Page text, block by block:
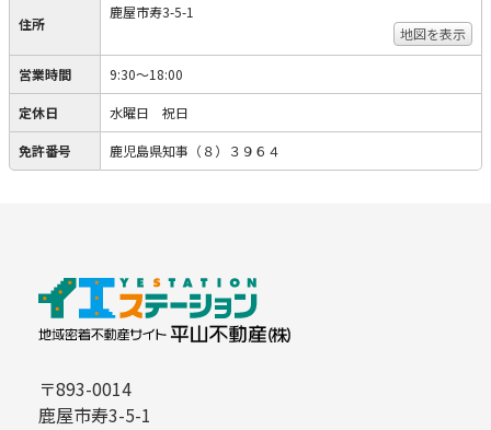
住所
鹿屋市寿3-5-1
地図を表示
営業時間 9:30～18:00
定休日 水曜日 祝日
免許番号 鹿児島県知事（８）３９６４
〒893-0014
鹿屋市寿3-5-1